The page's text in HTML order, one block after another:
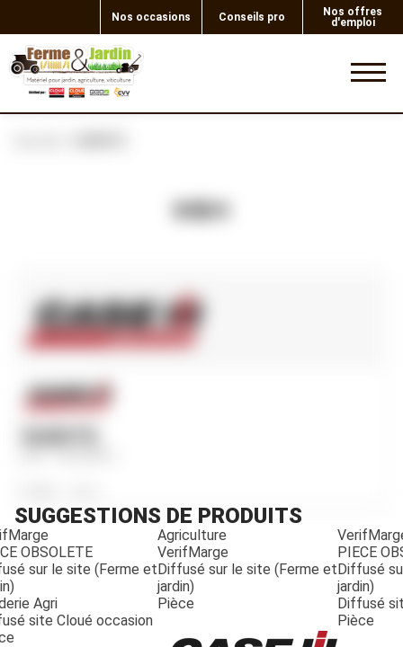
Nos occasions Conseils pro
Nos offres
d'emploi
Ref. 755649R1
SUGGESTIONS DE PRODUITS
OBSOLETE
sur le site (Ferme et
Agri
site Cloué occasion
Agriculture
VerifMarge
Diffusé sur le site (Ferme et
jardin)
Pièce
PIECE
Diffusé
jardin)
Diffusé
Pièce